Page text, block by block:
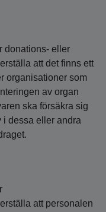
donations- eller
att det finns ett
organisationer som
av organ
ska försäkra sig
i dessa eller andra
att personalen